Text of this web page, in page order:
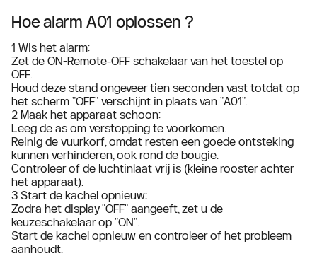
Hoe alarm A01 oplossen ?
1 Wis het alarm:
Zet de ON-Remote-OFF schakelaar van het toestel op
OFF.
Houd deze stand ongeveer tien seconden vast totdat op
het scherm "OFF" verschijnt in plaats van "A01".
2 Maak het apparaat schoon:
Leeg de as om verstopping te voorkomen.
Reinig de vuurkorf, omdat resten een goede ontsteking
kunnen verhinderen, ook rond de bougie.
Controleer of de luchtinlaat vrij is (kleine rooster achter
het apparaat).
3 Start de kachel opnieuw:
Zodra het display "OFF" aangeeft, zet u de
keuzeschakelaar op "ON".
Start de kachel opnieuw en controleer of het probleem
aanhoudt.